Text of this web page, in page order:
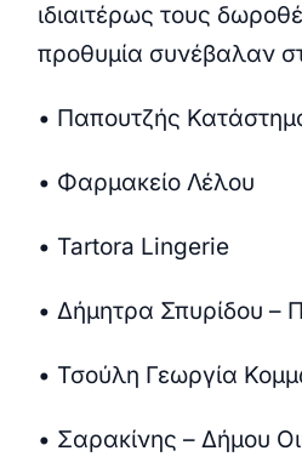
ιδιαιτέρως τους
προθυμία συνέβαλαν
• Παπουτζής
• Φαρμακείο Λέλου
• Tartora Lingerie
• Δήμητρα Σπυρίδου –
• Τσούλη Γεωργία
• Σαρακίνης – Δήμου